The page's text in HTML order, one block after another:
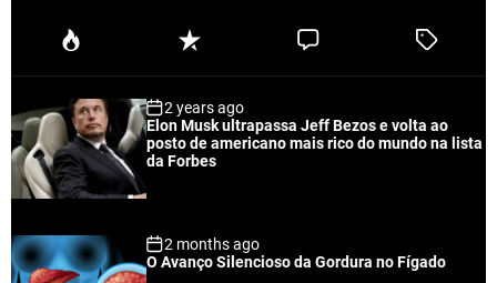
P
u
a
r
R
e
n
t
C
e
T
e
2 years ago
Elon Musk ultrapassa Jeff Bezos e volta ao
posto de americano mais rico do mundo na lista
da Forbes
2 months ago
O Avanço Silencioso da Gordura no Fígado